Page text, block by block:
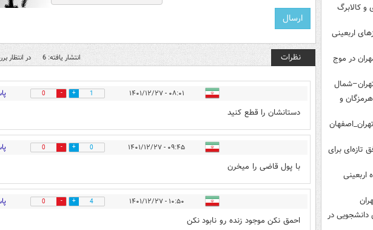
و کالابرگ
مرزهای اربعینی
مهران در موج
و
تهران_اصفهان
تازه‌ای برای
اربعینی
دانشجویی در
نظرات انتشار یافته: 6 در انتظار
۰۸:۰۱ - ۱۴۰۱/۱۲/۲۷ 1
0
دستانشان را قطع کنید
۰۹:۴۵ - ۱۴۰۱/۱۲/۲۷ 0
0
با پول قاضی را میخرن
۱۰:۵۰ - ۱۴۰۱/۱۲/۲۷ 4
0
احمق نکن موجود زنده رو نابود نکن